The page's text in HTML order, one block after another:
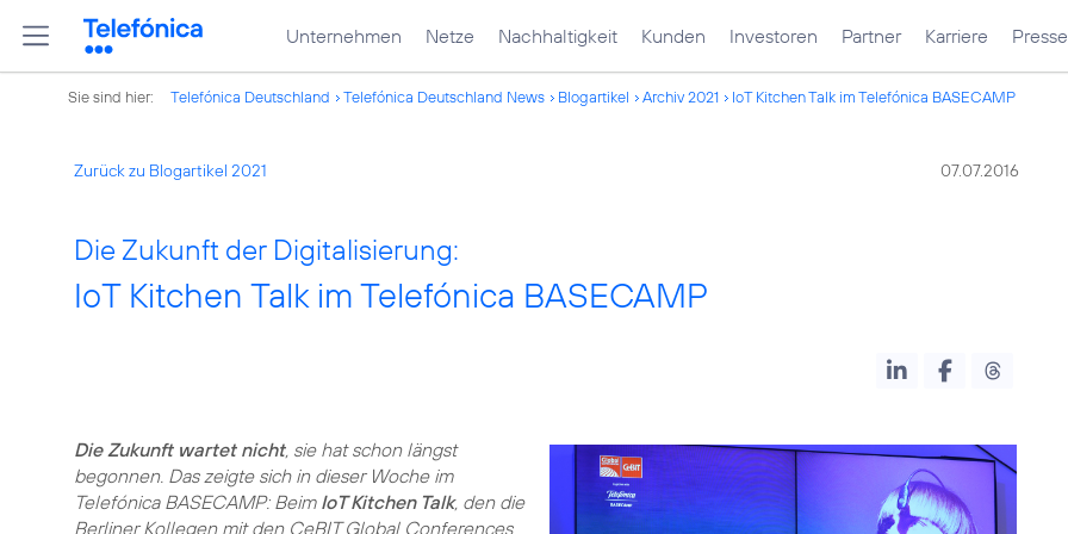
Unternehmen Netze Nachhaltigkeit Kunden Investoren Partner Karriere Presse
Sie sind hier: Telefónica Deutschland Telefónica Deutschland News Blogartikel Archiv 2021 IoT Kitchen Talk im Telefónica BASECAMP
Zurück zu Blogartikel 2021 07.07.2016
Die Zukunft der Digitalisierung:
IoT Kitchen Talk im Telefónica BASECAMP
Die Zukunft wartet nicht, sie hat schon längst
begonnen. Das zeigte sich in dieser Woche im
Telefónica BASECAMP: Beim IoT Kitchen Talk, den die
Berliner Kollegen mit den CeBIT Global Conferences